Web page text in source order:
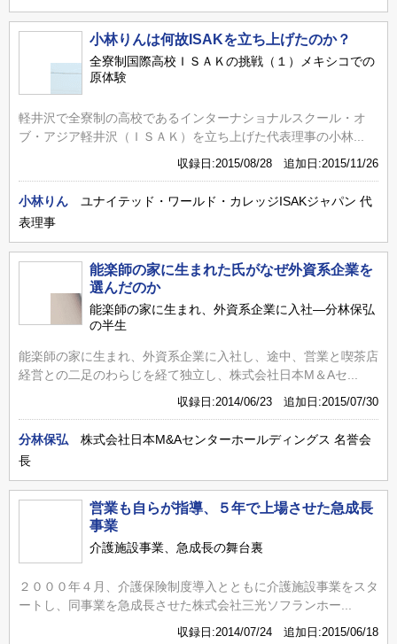
小林りんは何故ISAKを立ち上げたのか？
全寮制国際高校ＩＳＡＫの挑戦（１）メキシコでの
原体験
軽井沢で全寮制の高校であるインターナショナルスクール・オ
ブ・アジア軽井沢（ＩＳＡＫ）を立ち上げた代表理事の小林...
収録日:2015/08/28 追加日:2015/11/26
小林りん
ユナイテッド・ワールド・カレッジISAKジャパン 代
表理事
能楽師の家に生まれた氏がなぜ外資系企業を
選んだのか
能楽師の家に生まれ、外資系企業に入社―分林保弘
の半生
能楽師の家に生まれ、外資系企業に入社し、途中、営業と喫茶店
経営との二足のわらじを経て独立し、株式会社日本M＆Aセ...
収録日:2014/06/23 追加日:2015/07/30
分林保弘
株式会社日本M&Aセンターホールディングス 名誉会
長
営業も自らが指導、５年で上場させた急成長
事業
介護施設事業、急成長の舞台裏
２０００年４月、介護保険制度導入とともに介護施設事業をスタ
ートし、同事業を急成長させた株式会社三光ソフランホー...
収録日:2014/07/24 追加日:2015/06/18